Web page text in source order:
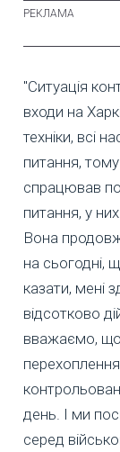
"Ситуація
входи на
техніки, всі
питання,
спрацював
питання, у
Вона
на сьогодні,
казати, мені
відсотково
вважаємо, що
день. І ми
серед